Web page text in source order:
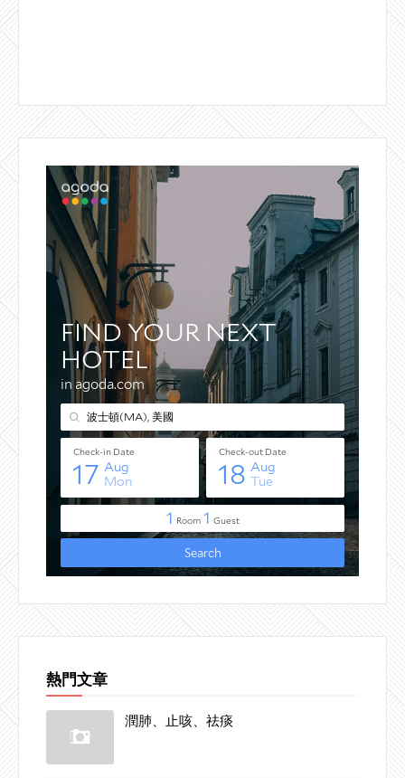
熱門文章
潤肺、止咳、祛痰